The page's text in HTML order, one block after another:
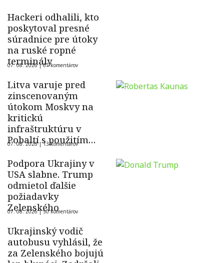
Hackeri odhalili, kto
poskytoval presné
súradnice pre útoky
na ruské ropné
terminály
07. 08. 2026 |67 komentárov
Litva varuje pred
zinscenovaným
útokom Moskvy na
kritickú
infraštruktúru v
Pobaltí s použitím
ukrajinského dronu
07. 08. 2026 |13 komentárov
Podpora Ukrajiny v
USA slabne. Trump
odmietol ďalšie
požiadavky
Zelenského
07. 08. 2026 |50 komentárov
Ukrajinský vodič
autobusu vyhlásil, že
za Zelenského bojujú